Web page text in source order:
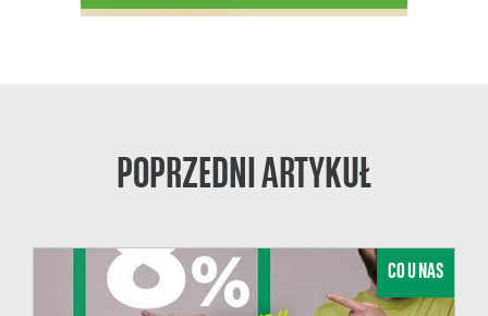
POPRZEDNI ARTYKUŁ
CO U NAS